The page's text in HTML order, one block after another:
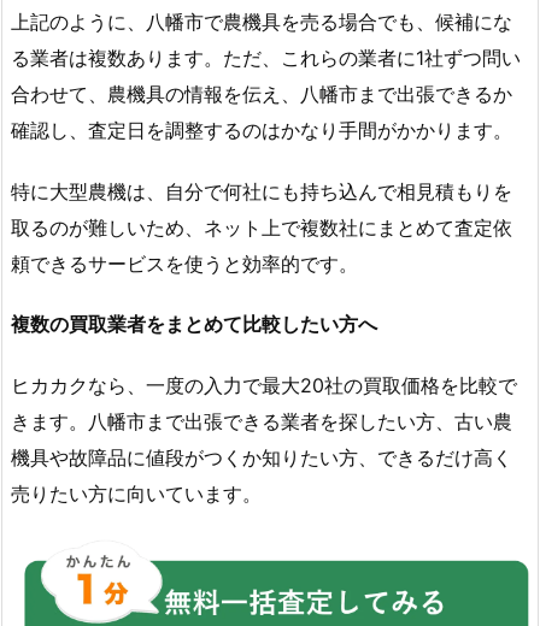
上記のように、八幡市で農機具を売る場合でも、候補にな
る業者は複数あります。ただ、これらの業者に1社ずつ問い
合わせて、農機具の情報を伝え、八幡市まで出張できるか
確認し、査定日を調整するのはかなり手間がかかります。
特に大型農機は、自分で何社にも持ち込んで相見積もりを
取るのが難しいため、ネット上で複数社にまとめて査定依
頼できるサービスを使うと効率的です。
複数の買取業者をまとめて比較したい方へ
ヒカカクなら、一度の入力で最大20社の買取価格を比較で
きます。八幡市まで出張できる業者を探したい方、古い農
機具や故障品に値段がつくか知りたい方、できるだけ高く
売りたい方に向いています。